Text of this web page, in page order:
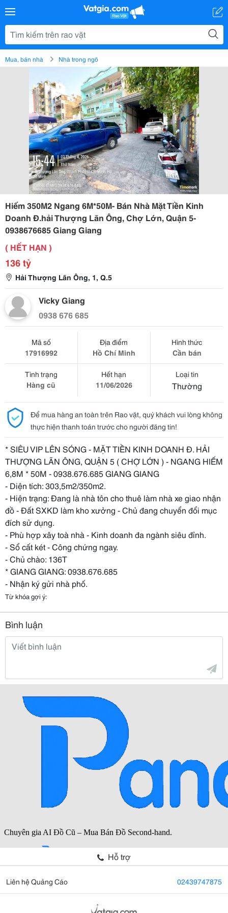
Mua, bán nhà Nhà trong ngõ
Hiếm 350M2 Ngang 6M*50M- Bán Nhà Mặt Tiền Kinh
Doanh Đ.hải Thượng Lãn Ông, Chợ Lớn, Quận 5-
0938676685 Giang Giang
( HẾT HẠN )
136 tỷ
Hải Thượng Lãn Ông, 1, Q.5
Vicky Giang
0938 676 685
Mã số
17916992
Địa điểm
Hồ Chí Minh
Hình thức
Cần bán
Tình trạng
Hàng cũ
Hết hạn
11/06/2026
Loại tin
Thường
Để mua hàng an toàn trên Rao vặt, quý khách vui lòng không
thực hiện thanh toán trước cho người đăng tin!
* SIÊU VIP LÊN SÓNG - MẶT TIỀN KINH DOANH Đ. HẢI
THƯỢNG LÃN ÔNG, QUẬN 5 ( CHỢ LỚN ) - NGANG HIẾM
6,8M * 50M - 0938.676.685 GIANG GIANG
- Diện tích: 303,5m2/350m2.
- Hiện trạng: Đang là nhà tôn cho thuê làm nhà xe giao nhận
đồ - Đất SXKD làm kho xưởng - Chủ đang chuyển đổi mục
đích sử dụng.
- Phù hợp xây toà nhà - Kinh doanh đa ngành siêu đỉnh.
- Sổ cất két - Công chứng ngay.
- Chủ chào: 136T
* GIANG GIANG: 0938.676.685
- Nhận ký gửi nhà phố.
Từ khóa gợi ý:
Bình luận
Hỗ trợ
Liên hệ Quảng Cáo 02439747875